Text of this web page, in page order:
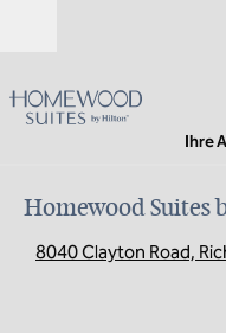
Ihre
Homewood Suites
8040 Clayton Road,